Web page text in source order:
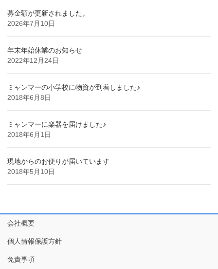
募金額が更新されました。
2026年7月10日
年末年始休業のお知らせ
2022年12月24日
ミャンマーの小学校に物資が到着しました♪
2018年6月8日
ミャンマーに楽器を届けました♪
2018年6月1日
現地からのお便りが届いています
2018年5月10日
会社概要
個人情報保護方針
免責事項